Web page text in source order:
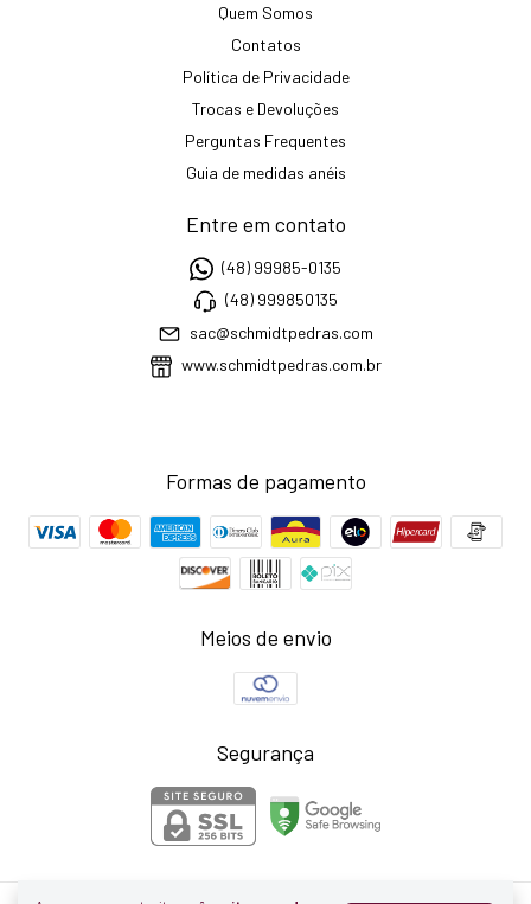
Quem Somos
Contatos
Política de Privacidade
Trocas e Devoluções
Perguntas Frequentes
Guia de medidas anéis
Entre em contato
(48) 99985-0135
(48) 999850135
sac@schmidtpedras.com
www.schmidtpedras.com.br
Formas de pagamento
Meios de envio
Segurança